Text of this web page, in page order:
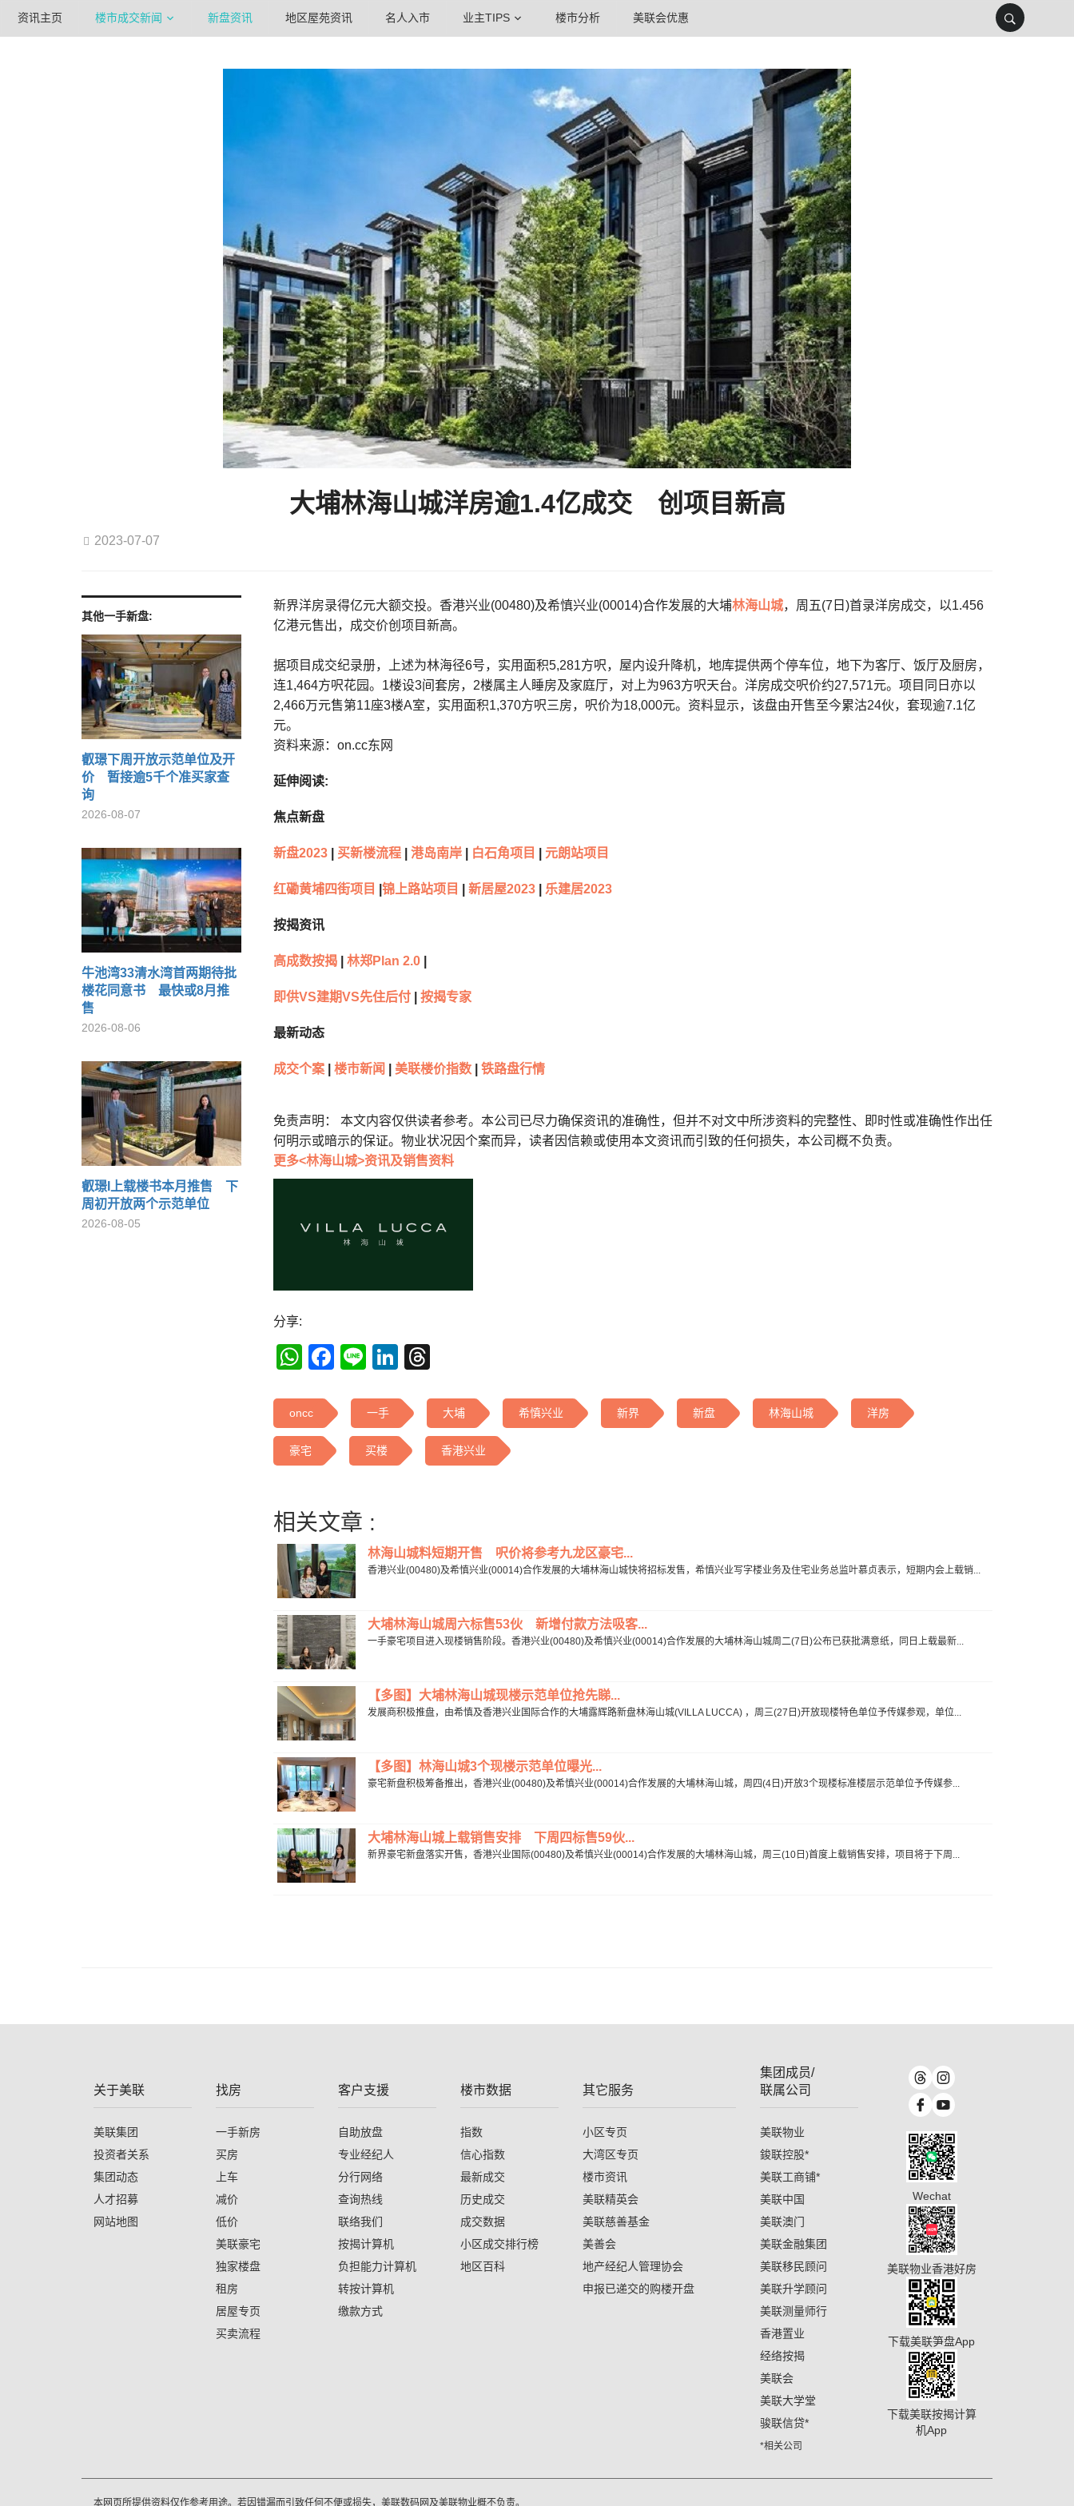
资讯主页 楼市成交新闻 新盘资讯 地区屋苑资讯 名人入市 业主TIPS 楼市分析 美联会优惠
大埔林海山城洋房逾1.4亿成交 创项目新高
2023-07-07
其他一手新盘:
叡璟下周开放示范单位及开
价 暂接逾5千个准买家查
询
2026-08-07
牛池湾33清水湾首两期待批
楼花同意书 最快或8月推
售
2026-08-06
叡璟I上载楼书本月推售 下
周初开放两个示范单位
2026-08-05
新界洋房录得亿元大额交投。香港兴业(00480)及希慎兴业(00014)合作发展的大埔林海山城，周五(7日)首录洋房成交，以1.456
亿港元售出，成交价创项目新高。
据项目成交纪录册，上述为林海径6号，实用面积5,281方呎，屋内设升降机，地库提供两个停车位，地下为客厅、饭厅及厨房，
连1,464方呎花园。1楼设3间套房，2楼属主人睡房及家庭厅，对上为963方呎天台。洋房成交呎价约27,571元。项目同日亦以
2,466万元售第11座3楼A室，实用面积1,370方呎三房，呎价为18,000元。资料显示，该盘由开售至今累沽24伙，套现逾7.1亿
元。
资料来源：on.cc东网
延伸阅读:
焦点新盘
新盘2023 买新楼流程 港岛南岸 白石角项目 元朗站项目
红磡黄埔四街项目 锦上路站项目 新居屋2023 乐建居2023
按揭资讯
高成数按揭 林郑Plan 2.0
即供VS建期VS先住后付 按揭专家
最新动态
成交个案 楼市新闻 美联楼价指数 铁路盘行情
免责声明： 本文内容仅供读者参考。本公司已尽力确保资讯的准确性，但并不对文中所涉资料的完整性、即时性或准确性作出任
何明示或暗示的保证。物业状况因个案而异，读者因信赖或使用本文资讯而引致的任何损失，本公司概不负责。
更多<林海山城>资讯及销售资料
分享:
WhatsApp
Facebook
LineLinkedIn
oncc 一手 大埔 希慎兴业 新界 新盘 林海山城 洋房
豪宅 买楼 香港兴业
相关文章 :
林海山城料短期开售 呎价将参考九龙区豪宅...
香港兴业(00480)及希慎兴业(00014)合作发展的大埔林海山城快将招标发售，希慎兴业写字楼业务及住宅业务总监叶慕贞表示，短期内会上载销...
大埔林海山城周六标售53伙 新增付款方法吸客...
一手豪宅项目进入现楼销售阶段。香港兴业(00480)及希慎兴业(00014)合作发展的大埔林海山城周二(7日)公布已获批满意纸，同日上载最新...
【多图】大埔林海山城现楼示范单位抢先睇...
发展商积极推盘，由希慎及香港兴业国际合作的大埔露辉路新盘林海山城(VILLA LUCCA) ，周三(27日)开放现楼特色单位予传媒参观，单位...
【多图】林海山城3个现楼示范单位曝光...
豪宅新盘积极筹备推出，香港兴业(00480)及希慎兴业(00014)合作发展的大埔林海山城，周四(4日)开放3个现楼标准楼层示范单位予传媒参...
大埔林海山城上载销售安排 下周四标售59伙...
新界豪宅新盘落实开售，香港兴业国际(00480)及希慎兴业(00014)合作发展的大埔林海山城，周三(10日)首度上载销售安排，项目将于下周...
关于美联
美联集团
投资者关系
集团动态
人才招募
网站地图
找房
一手新房
买房
上车
减价
低价
美联豪宅
独家楼盘
租房
居屋专页
买卖流程
客户支援
自助放盘
专业经纪人
分行网络
查询热线
联络我们
按揭计算机
负担能力计算机
转按计算机
缴款方式
楼市数据
指数
信心指数
最新成交
历史成交
成交数据
小区成交排行榜
地区百科
其它服务
小区专页
大湾区专页
楼市资讯
美联精英会
美联慈善基金
美善会
地产经纪人管理协会
申报已递交的购楼开盘
集团成员/
联属公司
美联物业
鋑联控股*
美联工商铺*
美联中国
美联澳门
美联金融集团
美联移民顾问
美联升学顾问
美联测量师行
香港置业
经络按揭
美联会
美联大学堂
骏联信贷*
*相关公司
Wechat
美联物业香港好房
下载美联笋盘App
下载美联按揭计算
机App
本网页所提供资料仅作参考用途。若因错漏而引致任何不便或损失，美联数码网及美联物业概不负责。